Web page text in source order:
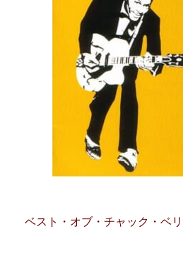
ベスト・オブ・チャック・ベ